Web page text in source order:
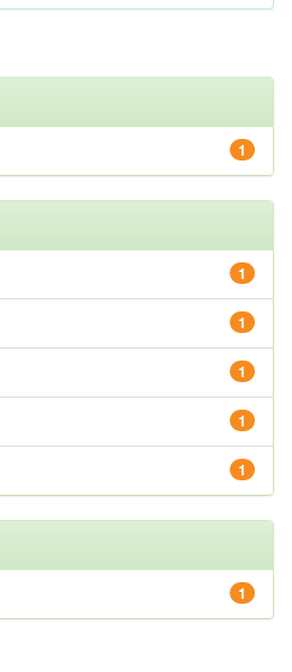
1
1
1
1
1
1
1